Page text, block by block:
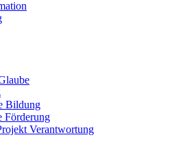
Bildung
Förderung
Verantwortung